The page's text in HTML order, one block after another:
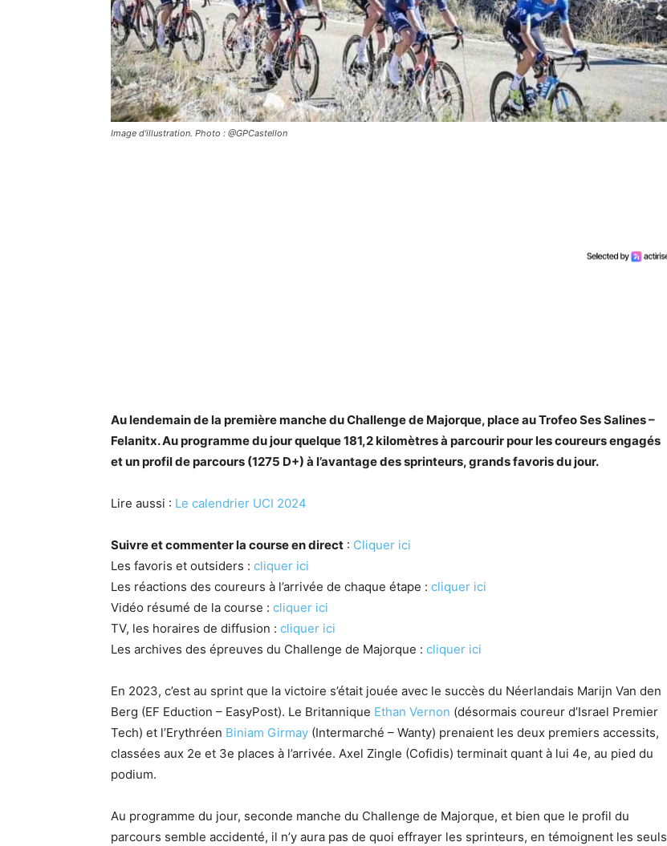
Image d'illustration. Photo : @GPCastellon
Au lendemain de la première manche du Challenge de Majorque, place au Trofeo Ses Salines –
Felanitx. Au programme du jour quelque 181,2 kilomètres à parcourir pour les coureurs engagés
et un profil de parcours (1275 D+) à l’avantage des sprinteurs, grands favoris du jour.
Lire aussi : Le calendrier UCI 2024
Suivre et commenter la course en direct : Cliquer ici
Les favoris et outsiders : cliquer ici
Les réactions des coureurs à l’arrivée de chaque étape : cliquer ici
Vidéo résumé de la course : cliquer ici
TV, les horaires de diffusion : cliquer ici
Les archives des épreuves du Challenge de Majorque : cliquer ici
En 2023, c’est au sprint que la victoire s’était jouée avec le succès du Néerlandais Marijn Van den
Berg (EF Eduction – EasyPost). Le Britannique Ethan Vernon (désormais coureur d’Israel Premier
Tech) et l’Erythréen Biniam Girmay (Intermarché – Wanty) prenaient les deux premiers accessits,
classées aux 2e et 3e places à l’arrivée. Axel Zingle (Cofidis) terminait quant à lui 4e, au pied du
podium.
Au programme du jour, seconde manche du Challenge de Majorque, et bien que le profil du
parcours semble accidenté, il n’y aura pas de quoi effrayer les sprinteurs, en témoignent les seuls